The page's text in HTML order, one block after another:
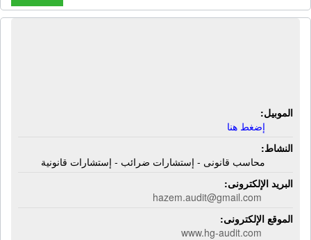
الموبيل:
إضغط هنا
النشاط:
محاسب قانونى - إستشارات ضرائب - إستشارات قانونية
البريد الإلكترونى:
hazem.audit@gmail.com
الموقع الإلكترونى:
www.hg-audit.com